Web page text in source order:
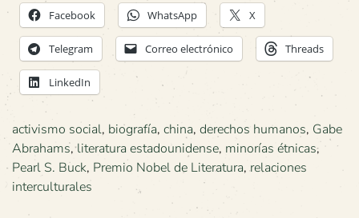
Facebook WhatsApp X
Telegram Correo electrónico Threads
LinkedIn
activismo social, biografía, china, derechos humanos, Gabe
Abrahams,literatura estadounidense, minorías étnicas,
Pearl S. Buck, Premio Nobel de Literatura,relaciones
interculturales